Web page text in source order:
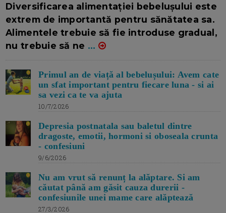
Diversificarea alimentației bebelușului este
extrem de importantă pentru sănătatea sa.
Alimentele trebuie să fie introduse gradual,
nu trebuie să ne ...
Primul an de viață al bebelușului: Avem cate
un sfat important pentru fiecare luna - si ai
sa vezi ca te va ajuta
10/7/2026
Depresia postnatala sau baletul dintre
dragoste, emotii, hormoni si oboseala crunta
- confesiuni
9/6/2026
Nu am vrut să renunț la alăptare. Si am
căutat până am găsit cauza durerii -
confesiunile unei mame care alăptează
27/3/2026